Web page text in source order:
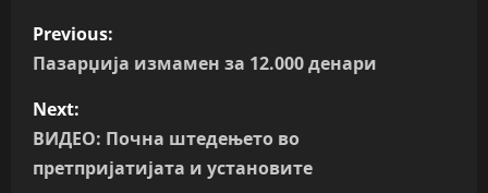
P
o
s
t
Previous:
Пазарџија измамен за 12.000 денари
Next:
ВИДЕО: Почна штедењето во
претпријатијата и установите